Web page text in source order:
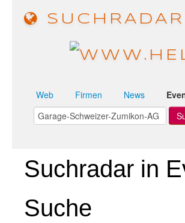
SUCHRADAR
Web Firmen News
Suchradar in
Suche